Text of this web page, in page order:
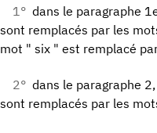
1° dans le paragraphe
sont remplacés par les
mot " six " est remplacé
2° dans le paragraphe
sont remplacés par les